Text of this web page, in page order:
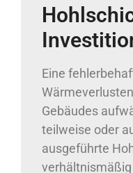
Eine
Gebäudes
teilweise oder
ausgeführte